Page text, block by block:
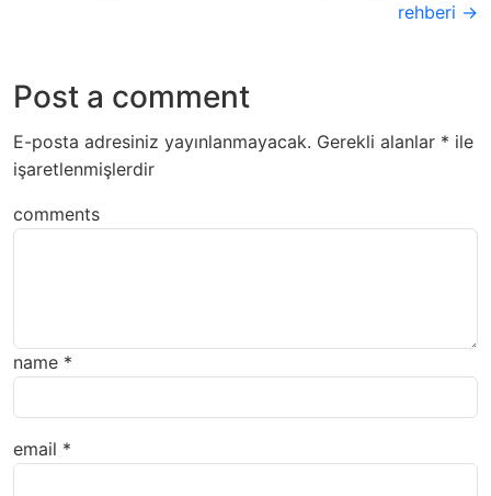
rehberi →
Post a comment
E-posta adresiniz yayınlanmayacak. Gerekli alanlar * ile
işaretlenmişlerdir
comments
name *
email *